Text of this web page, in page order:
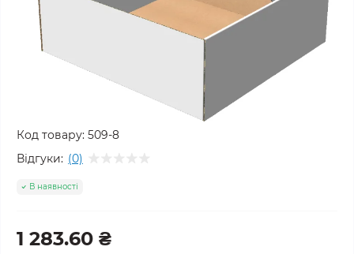
Код товару: 509-8
Відгуки: (0)
В наявності
1 283.60 ₴